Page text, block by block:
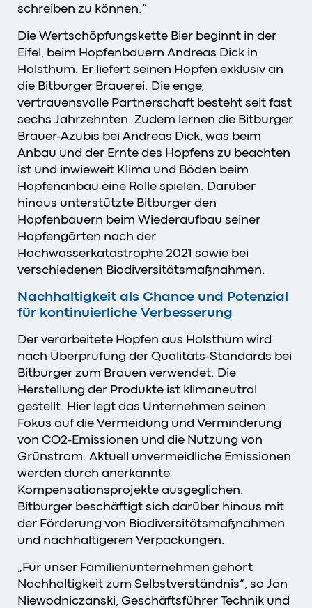
schreiben zu können.“
Die Wertschöpfungskette Bier beginnt in der
Eifel, beim Hopfenbauern Andreas Dick in
Holsthum. Er liefert seinen Hopfen exklusiv an
die Bitburger Brauerei. Die enge,
vertrauensvolle Partnerschaft besteht seit fast
sechs Jahrzehnten. Zudem lernen die Bitburger
Brauer-Azubis bei Andreas Dick, was beim
Anbau und der Ernte des Hopfens zu beachten
ist und inwieweit Klima und Böden beim
Hopfenanbau eine Rolle spielen. Darüber
hinaus unterstützte Bitburger den
Hopfenbauern beim Wiederaufbau seiner
Hopfengärten nach der
Hochwasserkatastrophe 2021 sowie bei
verschiedenen Biodiversitätsmaßnahmen.
Nachhaltigkeit als Chance und Potenzial
für kontinuierliche Verbesserung
Der verarbeitete Hopfen aus Holsthum wird
nach Überprüfung der Qualitäts-Standards bei
Bitburger zum Brauen verwendet. Die
Herstellung der Produkte ist klimaneutral
gestellt. Hier legt das Unternehmen seinen
Fokus auf die Vermeidung und Verminderung
von CO2-Emissionen und die Nutzung von
Grünstrom. Aktuell unvermeidliche Emissionen
werden durch anerkannte
Kompensationsprojekte ausgeglichen.
Bitburger beschäftigt sich darüber hinaus mit
der Förderung von Biodiversitätsmaßnahmen
und nachhaltigeren Verpackungen.
„Für unser Familienunternehmen gehört
Nachhaltigkeit zum Selbstverständnis“, so Jan
Niewodniczanski, Geschäftsführer Technik und